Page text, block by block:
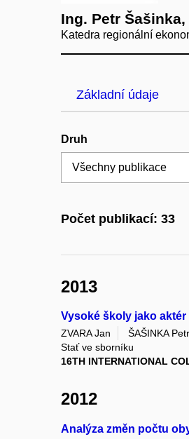
Ing. Petr Šašinka,
Katedra regionální
Základní údaje
Druh
Počet publikací: 33
2013
Vysoké školy jako
ZVARA Jan ŠAŠINKA Petr
Stať ve sborníku
16TH INTERNATIONAL
2012
Analýza změn počtu